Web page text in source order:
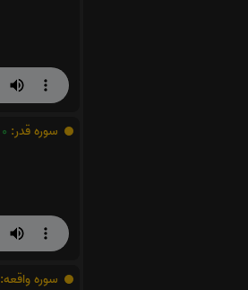
سوره قدر: 0
سوره واقعه: